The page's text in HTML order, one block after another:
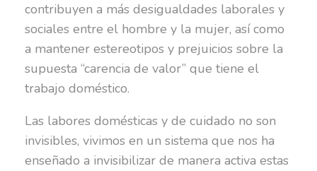
contribuyen a más desigualdades laborales y
sociales entre el hombre y la mujer, así como
a mantener estereotipos y prejuicios sobre la
supuesta “carencia de valor” que tiene el
trabajo doméstico.
Las labores domésticas y de cuidado no son
invisibles, vivimos en un sistema que nos ha
enseñado a invisibilizar de manera activa estas